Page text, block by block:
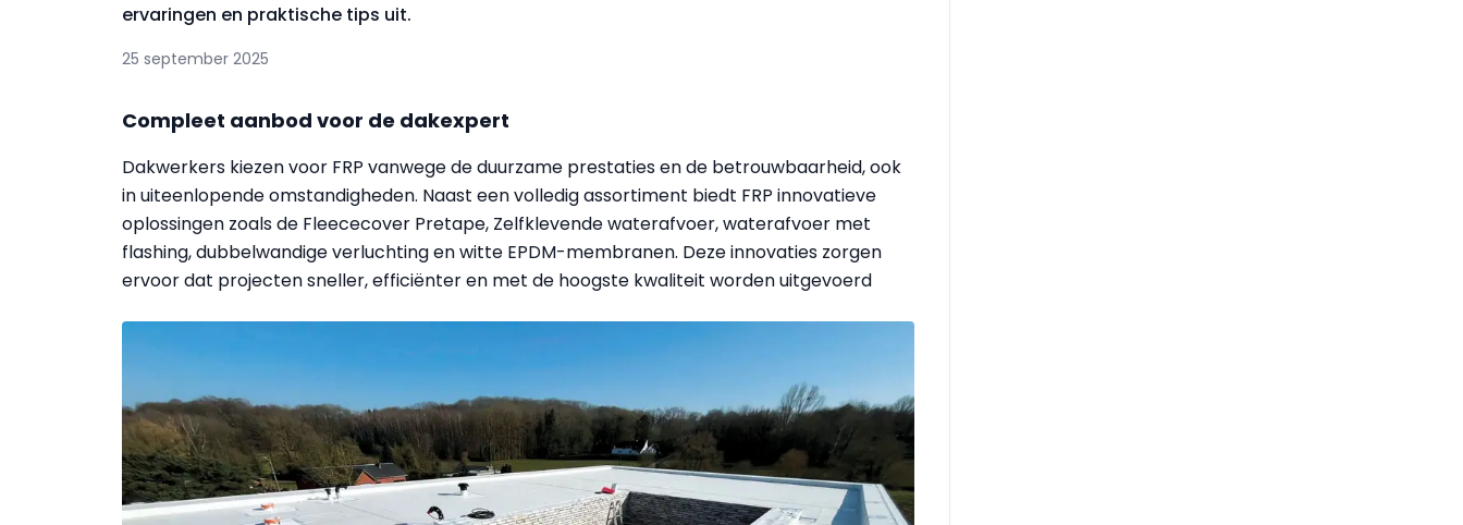
ervaringen en praktische tips uit.
25 september 2025
Compleet aanbod voor de dakexpert
Dakwerkers kiezen voor FRP vanwege de duurzame prestaties en de betrouwbaarheid, ook
in uiteenlopende omstandigheden. Naast een volledig assortiment biedt FRP innovatieve
oplossingen zoals de Fleececover Pretape, Zelfklevende waterafvoer, waterafvoer met
flashing, dubbelwandige verluchting en witte EPDM-membranen. Deze innovaties zorgen
ervoor dat projecten sneller, efficiënter en met de hoogste kwaliteit worden uitgevoerd